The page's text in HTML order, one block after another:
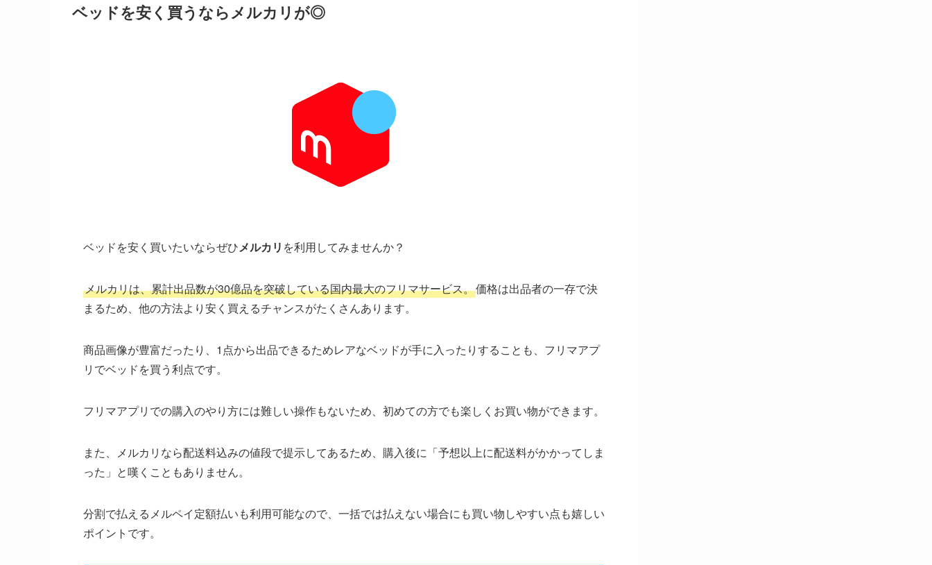
ベッドを安く買うならメルカリが◎
ベッドを安く買いたいならぜひメルカリ を利用してみませんか？
メルカリは、累計出品数が30億品を突破している国内最大のフリマサービス。価格は出品者の一存で決
まるため、他の方法より安く買えるチャンスがたくさんあります。
商品画像が豊富だったり、1点から出品できるためレアなベッドが手に入ったりすることも、フリマアプ
リでベッドを買う利点です。
フリマアプリでの購入のやり方には難しい操作もないため、初めての方でも楽しくお買い物ができます。
また、メルカリなら配送料込みの値段で提示してあるため、購入後に「予想以上に配送料がかかってしま
った」と嘆くこともありません。
分割で払えるメルペイ定額払いも利用可能なので、一括では払えない場合にも買い物しやすい点も嬉しい
ポイントです。